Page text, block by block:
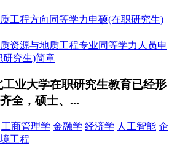
工程方向同等学力申硕(在职研究生)
资源与地质工程专业同等学力人员申
研究生)简章
工业大学在职研究生教育已经形
全，硕士、...
工商管理学 金融学 经济学 人工智能 企
工程